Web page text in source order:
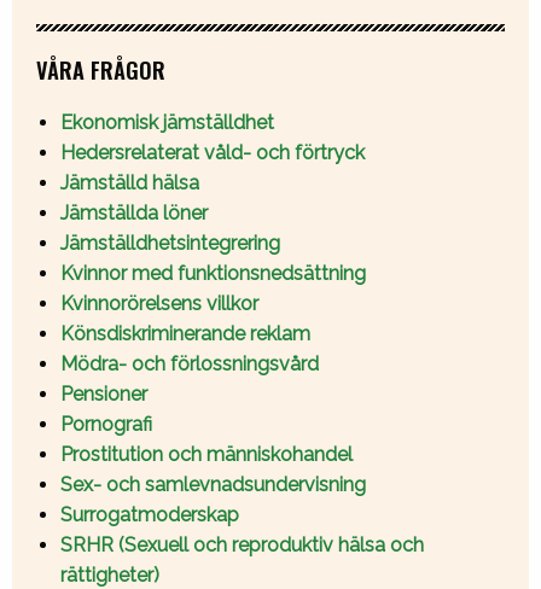
VÅRA FRÅGOR
Ekonomisk jämställdhet
Hedersrelaterat våld- och förtryck
Jämställd hälsa
Jämställda löner
Jämställdhetsintegrering
Kvinnor med funktionsnedsättning
Kvinnorörelsens villkor
Könsdiskriminerande reklam
Mödra- och förlossningsvård
Pensioner
Pornografi
Prostitution och människohandel
Sex- och samlevnadsundervisning
Surrogatmoderskap
SRHR (Sexuell och reproduktiv hälsa och
rättigheter)